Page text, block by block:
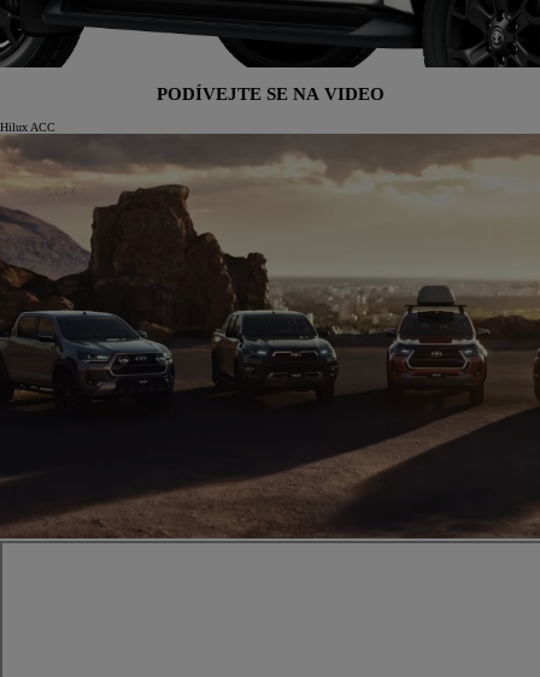
PODÍVEJTE SE NA VIDEO
Hilux ACC